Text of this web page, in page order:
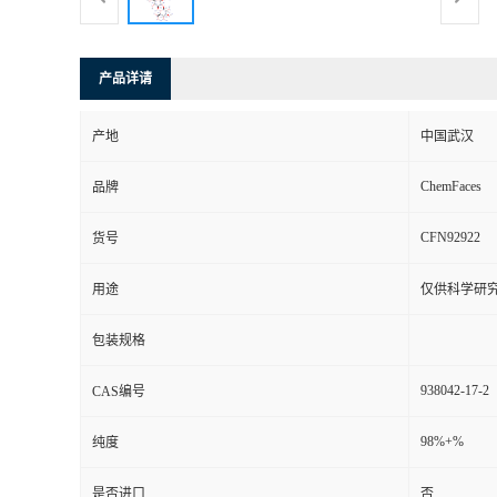
产品详请
产地 中国武汉
品牌 ChemFaces
货号 CFN92922
用途 仅供科学研
包装规格
CAS编号 938042-17-2
纯度 98%+%
是否进口 否